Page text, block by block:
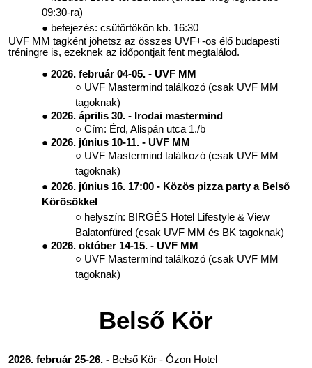
09:30-ra)
befejezés: csütörtökön kb. 16:30
UVF MM tagként jöhetsz az összes UVF+-os élő budapesti
tréningre is, ezeknek az időpontjait fent megtalálod.
2026. február 04-05. - UVF MM
UVF Mastermind találkozó (csak UVF MM
tagoknak)
2026. április 30. - Irodai mastermind
Cím: Érd, Alispán utca 1./b
2026. június 10-11. - UVF MM
UVF Mastermind találkozó (csak UVF MM
tagoknak)
2026. június 16. 17:00 - Közös pizza party a Belső
Körösökkel
helyszín: BIRGÉS Hotel Lifestyle & View
Balatonfüred (csak UVF MM és BK tagoknak)
2026. október 14-15. - UVF MM
UVF Mastermind találkozó (csak UVF MM
tagoknak)
Belső Kör
2026. február 25-26. - Belső Kör - Ózon Hotel